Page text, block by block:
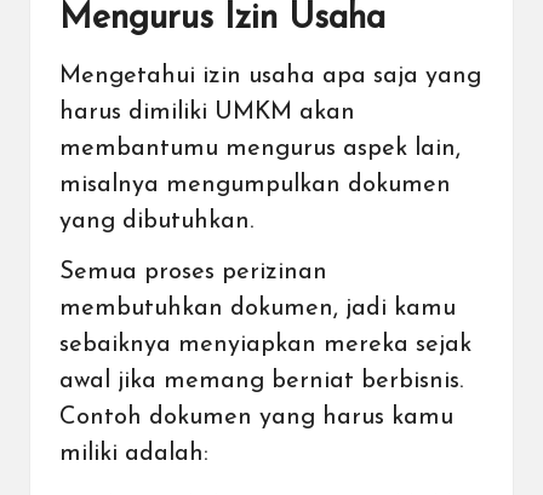
Mengurus Izin Usaha
Mengetahui izin usaha apa saja yang
harus dimiliki UMKM akan
membantumu mengurus aspek lain,
misalnya mengumpulkan dokumen
yang dibutuhkan.
Semua proses perizinan
membutuhkan dokumen, jadi kamu
sebaiknya menyiapkan mereka sejak
awal jika memang berniat berbisnis.
Contoh dokumen yang harus kamu
miliki adalah: